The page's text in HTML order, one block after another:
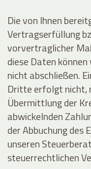
Die von Ihnen
Vertragserfüllung
vorvertraglicher
diese Daten
nicht abschließen.
Dritte erfolgt nicht,
Übermittlung der
abwickelnden
der Abbuchung des
unseren
steuerrechtlichen